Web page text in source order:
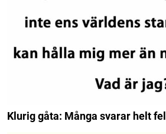
Klurig gåta: Många svarar helt fel